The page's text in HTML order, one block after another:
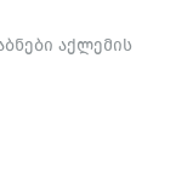
აქლემის